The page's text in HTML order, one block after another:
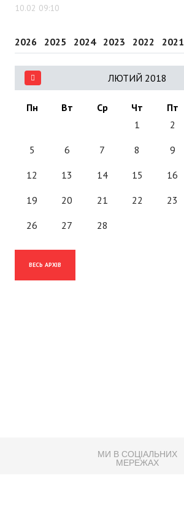
10.02 09:10
2026 2025 2024 2023 2022 2021
ЛЮТИЙ 2018
Пн Вт Ср Чт Пт
1
2
5 6 7 8 9
12 13 14 15 16
19 20 21 22 23
26 27 28
ВЕСЬ АРХІВ
МИ В СОЦІАЛЬНИХ
МЕРЕЖАХ